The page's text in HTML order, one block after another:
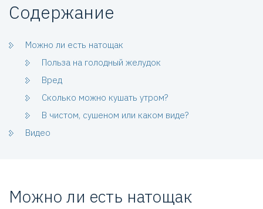
Содержание
Можно ли есть натощак
Польза на голодный желудок
Вред
Сколько можно кушать утром?
В чистом, сушеном или каком виде?
Видео
Можно ли есть натощак